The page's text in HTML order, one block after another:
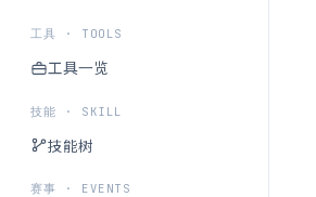
工具 · TOOLS
工具一览
技能 · SKILL
技能树
赛事 · EVENTS